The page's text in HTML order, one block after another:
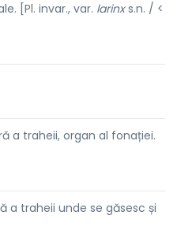
[Pl. invar., var. larinxs.n. / <
a traheii, organ al fonației.
a traheii unde se găsesc și